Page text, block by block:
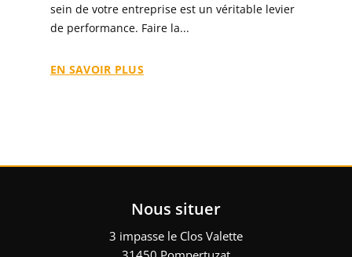
sein de votre entreprise est un véritable levier
de performance. Faire la...
EN SAVOIR PLUS
Nous situer
3 impasse le Clos Valette